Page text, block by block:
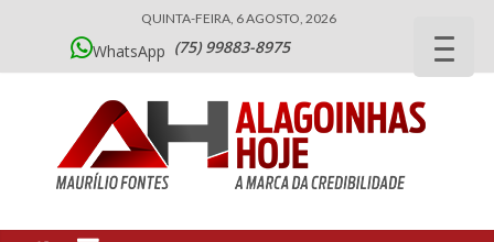
QUINTA-FEIRA, 6 AGOSTO, 2026
WhatsApp (75) 99883-8975